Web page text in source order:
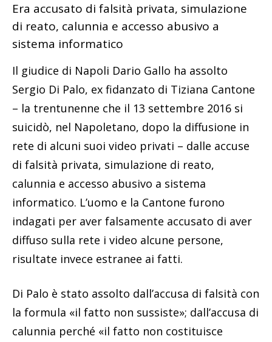
Era accusato di falsità privata, simulazione
di reato, calunnia e accesso abusivo a
sistema informatico
Il giudice di Napoli Dario Gallo ha assolto
Sergio Di Palo, ex fidanzato di Tiziana Cantone
– la trentunenne che il 13 settembre 2016 si
suicidò, nel Napoletano, dopo la diffusione in
rete di alcuni suoi video privati – dalle accuse
di falsità privata, simulazione di reato,
calunnia e accesso abusivo a sistema
informatico. L’uomo e la Cantone furono
indagati per aver falsamente accusato di aver
diffuso sulla rete i video alcune persone,
risultate invece estranee ai fatti.
Di Palo è stato assolto dall’accusa di falsità con
la formula «il fatto non sussiste»; dall’accusa di
calunnia perché «il fatto non costituisce